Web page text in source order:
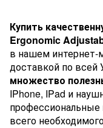
Купить
Ergonomic
в нашем интернет-
доставкой по всей
множество
IPhone, IPad и
профессиональные
всего